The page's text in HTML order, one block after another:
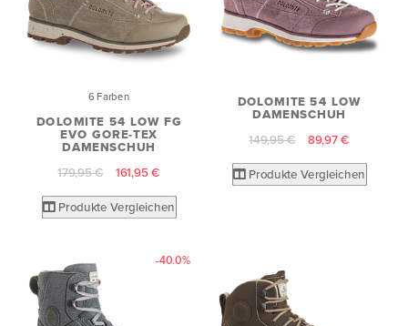
6 Farben
DOLOMITE 54 LOW FG
EVO GORE-TEX
DAMENSCHUH
179,95 €
161,95 €
Produkte Vergleichen
DOLOMITE 54 LOW
DAMENSCHUH
149,95 €
89,97 €
Produkte Vergleichen
-40.0%